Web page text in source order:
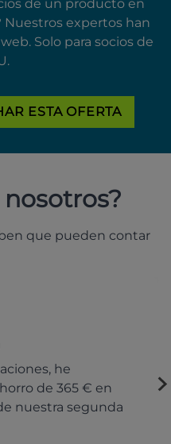
de un producto en
expertos han
Solo para socios de
ESTA OFERTA
que pueden contar
he
de 365 € en
nuestra segunda